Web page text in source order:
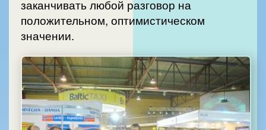
заканчивать любой разговор на
положительном, оптимистическом
значении.